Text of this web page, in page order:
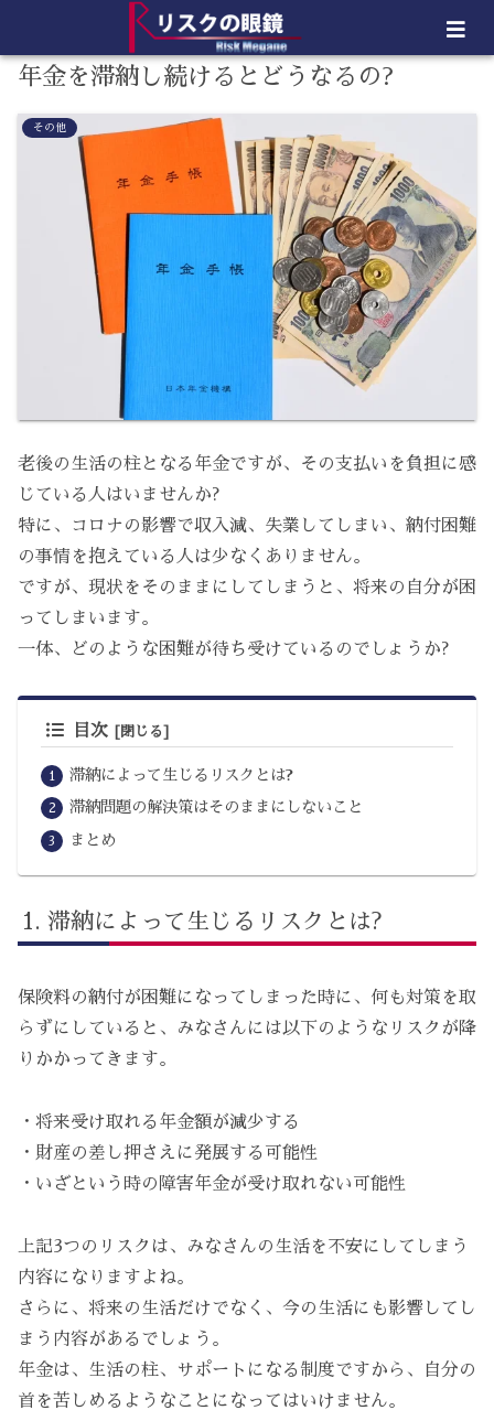
年金を滞納し続けるとどうなるの?
その他
老後の生活の柱となる年金ですが、その支払いを負担に感
じている人はいませんか?
特に、コロナの影響で収入減、失業してしまい、納付困難
の事情を抱えている人は少なくありません。
ですが、現状をそのままにしてしまうと、将来の自分が困
ってしまいます。
一体、どのような困難が待ち受けているのでしょうか?
目次
滞納によって生じるリスクとは?
滞納問題の解決策はそのままにしないこと
まとめ
滞納によって生じるリスクとは?
保険料の納付が困難になってしまった時に、何も対策を取
らずにしていると、みなさんには以下のようなリスクが降
りかかってきます。
・将来受け取れる年金額が減少する
・財産の差し押さえに発展する可能性
・いざという時の障害年金が受け取れない可能性
上記3つのリスクは、みなさんの生活を不安にしてしまう
内容になりますよね。
さらに、将来の生活だけでなく、今の生活にも影響してし
まう内容があるでしょう。
年金は、生活の柱、サポートになる制度ですから、自分の
首を苦しめるようなことになってはいけません。